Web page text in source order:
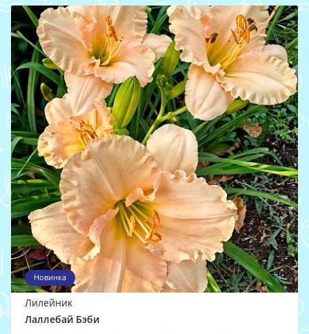
Новинка
Лилейник
Лаллебай Бэби